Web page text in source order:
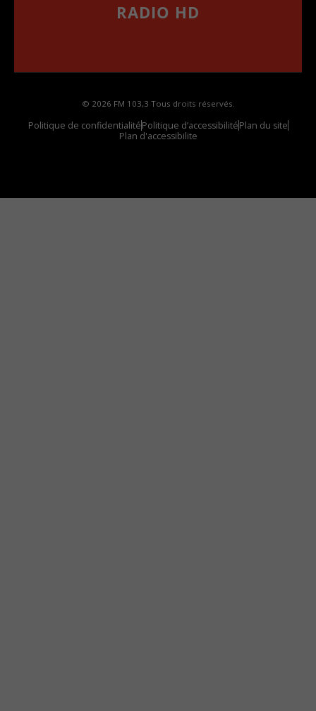
RADIO HD
© 2026 FM 103,3 Tous droits réservés.
Politique de confidentialitéPolitique d’accessibilitéPlan du site
Plan d'accessibilite